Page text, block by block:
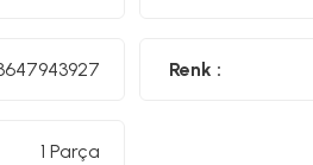
Renk :
1 Parça